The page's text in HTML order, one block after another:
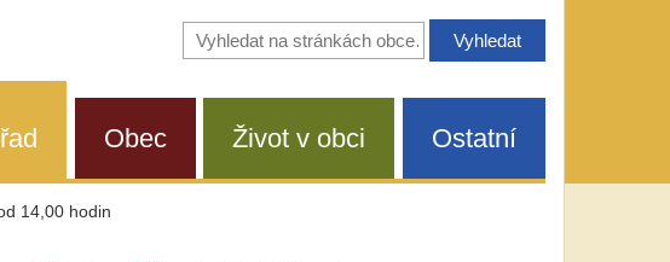
Vyhledávání
na
Obec Život v obci Ostatní
14,00 hodin